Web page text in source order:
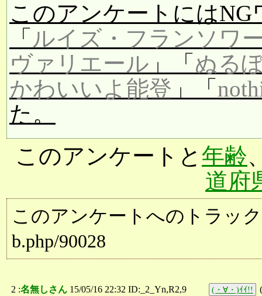
このアンケートにはNG
「 ルイズ・フランソワ
ヴァリエール 」「 ぬる
かわいいよ能登 」「
た。
このアンケートと 年齢
道府
このアンケートへのトラッ
b.php/90028
2 :名無しさん 15/05/16 22:32 ID:_2_Yn,R2,9 (・∀・)ｲｲ!! (